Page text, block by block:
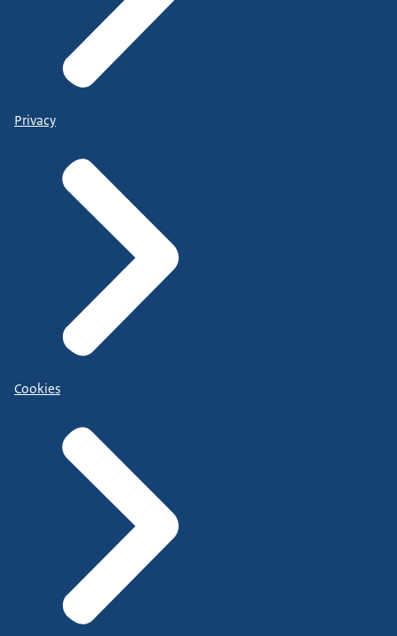
Privacy
Cookies